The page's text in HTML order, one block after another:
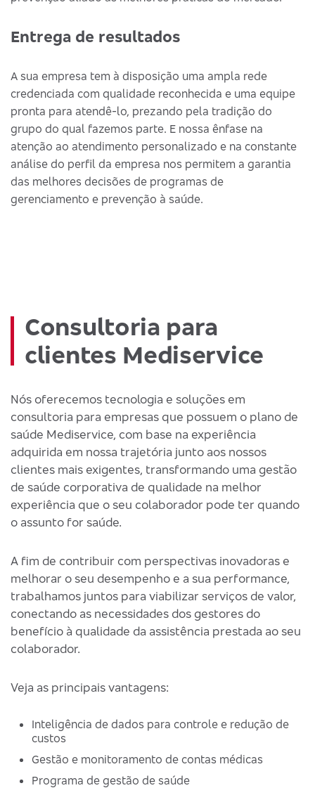
Entrega de resultados
A sua empresa tem à disposição uma ampla rede
credenciada com qualidade reconhecida e uma equipe
pronta para atendê-lo, prezando pela tradição do
grupo do qual fazemos parte. E nossa ênfase na
atenção ao atendimento personalizado e na constante
análise do perfil da empresa nos permitem a garantia
das melhores decisões de programas de
gerenciamento e prevenção à saúde.
Consultoria para
clientes Mediservice
Nós oferecemos tecnologia e soluções em
consultoria para empresas que possuem o plano de
saúde Mediservice, com base na experiência
adquirida em nossa trajetória junto aos nossos
clientes mais exigentes, transformando uma gestão
de saúde corporativa de qualidade na melhor
experiência que o seu colaborador pode ter quando
o assunto for saúde.
A fim de contribuir com perspectivas inovadoras e
melhorar o seu desempenho e a sua performance,
trabalhamos juntos para viabilizar serviços de valor,
conectando as necessidades dos gestores do
benefício à qualidade da assistência prestada ao seu
colaborador.
Veja as principais vantagens:
Inteligência de dados para controle e redução de
custos
Gestão e monitoramento de contas médicas
Programa de gestão de saúde